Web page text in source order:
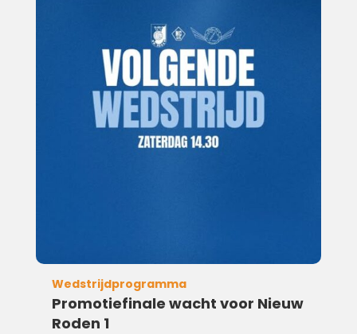
Wedstrijdprogramma
Promotiefinale wacht voor Nieuw
Roden 1